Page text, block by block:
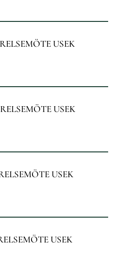
USEK
USEK
USEK
USEK